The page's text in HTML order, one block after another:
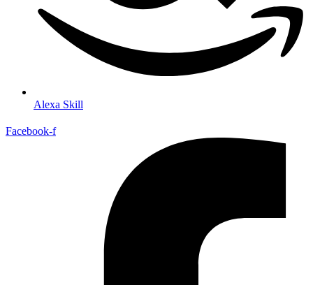
Alexa Skill
Facebook-f